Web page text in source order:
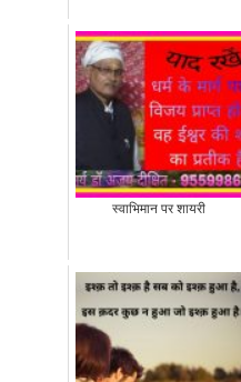
स्वाभिमान पर शायरी